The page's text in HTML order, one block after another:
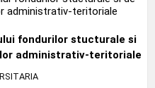
fondurilor stucturale si
administrativ-teritoriale